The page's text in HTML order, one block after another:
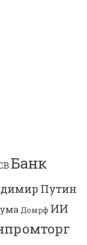
Банк
Путин
Домрф ИИ